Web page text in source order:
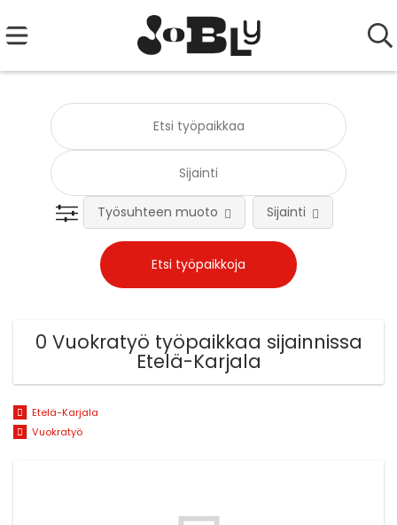
Työsuhteen muoto Sijainti
0 Vuokratyö työpaikkaa sijainnissa
Etelä-Karjala
Etelä-Karjala
Vuokratyö